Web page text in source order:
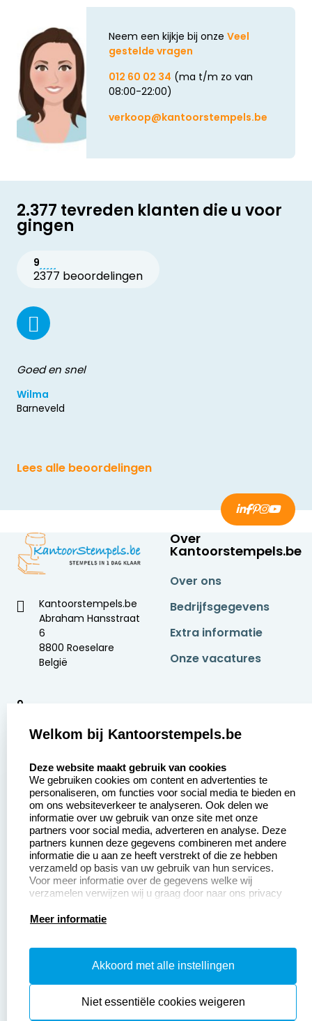
Neem een kijkje bij onze Veel
gestelde vragen
012 60 02 34 (ma t/m zo van
08:00-22:00)
verkoop@kantoorstempels.be
2.377 tevreden klanten die u voor
gingen
9
2377 beoordelingen
Goed en snel
Wilma
Barneveld
Lees alle beoordelingen
Kantoorstempels.be
Abraham Hansstraat
6
8800 Roeselare
België
9
Over
Kantoorstempels.be
Over ons
Bedrijfsgegevens
Extra informatie
Onze vacatures
Aanvraag op maat
Betaling &
Verzending
Wederverkoper
worden
Contact opnemen
Veel gestelde vragen
Retourneren
Herroepingsrecht
Productinformatie:
Instructiepagina
Safety Sheets
Welkom bij Kantoorstempels.be
Deze website maakt gebruik van cookies
We gebruiken cookies om content en advertenties te
personaliseren, om functies voor social media te bieden en
om ons websiteverkeer te analyseren. Ook delen we
informatie over uw gebruik van onze site met onze
partners voor social media, adverteren en analyse. Deze
partners kunnen deze gegevens combineren met andere
informatie die u aan ze heeft verstrekt of die ze hebben
verzameld op basis van uw gebruik van hun services.
Voor meer informatie over de gegevens welke wij
verzamelen verwijzen wij u graag door naar ons privacy
Meer informatie
Akkoord met alle instellingen
Niet essentiële cookies weigeren